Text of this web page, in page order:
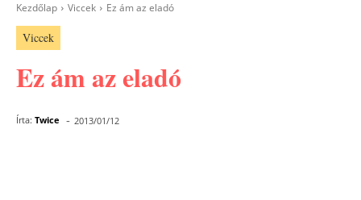
Kezdőlap Viccek Ez ám az eladó
Viccek
Ez ám az eladó
Írta: Twice - 2013/01/12